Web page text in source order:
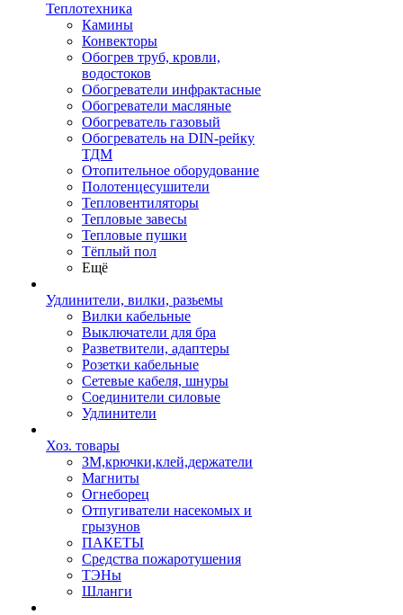
Теплотехника
Камины
Конвекторы
Обогрев труб, кровли,
водостоков
Обогреватели инфрактасные
Обогреватели масляные
Обогреватель газовый
Обогреватель на DIN-рейку
ТДМ
Отопительное оборудование
Полотенцесушители
Тепловентиляторы
Тепловые завесы
Тепловые пушки
Тёплый пол
Ещё
Удлинители, вилки, разьемы
Вилки кабельные
Выключатели для бра
Разветвители, адаптеры
Розетки кабельные
Сетевые кабеля, шнуры
Соединители силовые
Удлинители
Хоз. товары
ЗМ,крючки,клей,держатели
Магниты
Огнеборец
Отпугиватели насекомых и
грызунов
ПАКЕТЫ
Средства пожаротушения
ТЭНы
Шланги